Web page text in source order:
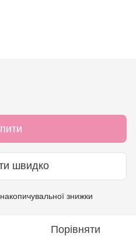
швидко
знижки
Порівняти